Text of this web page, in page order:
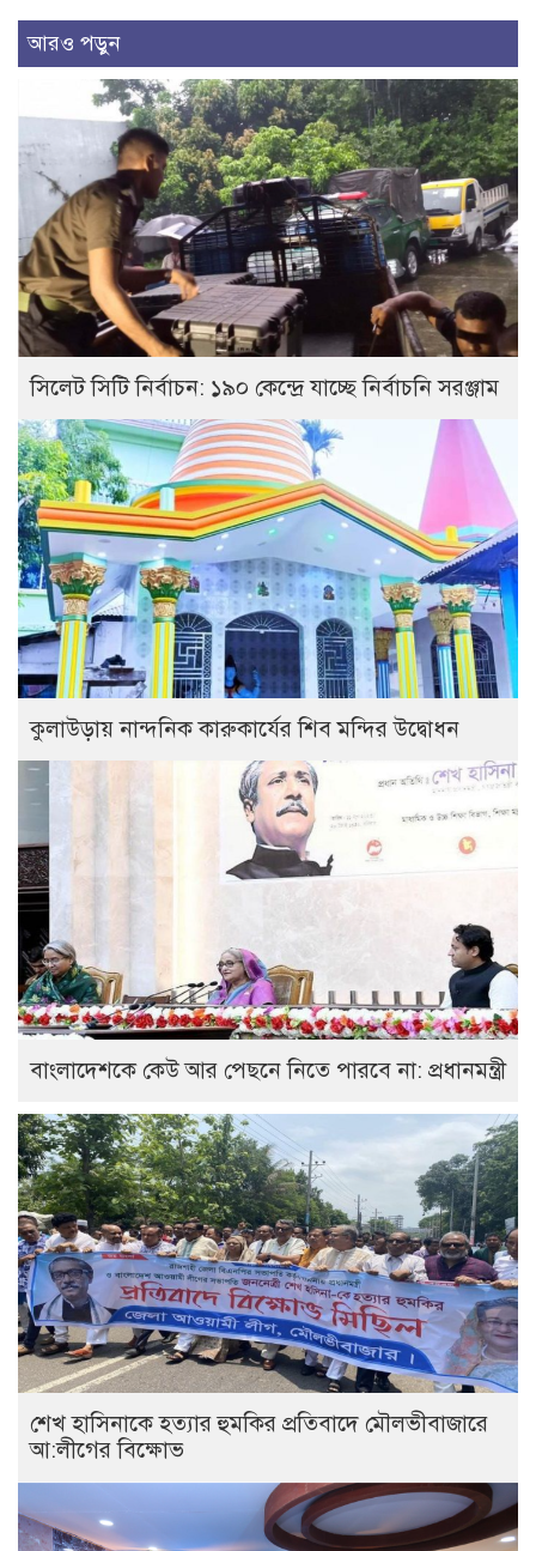
আরও পড়ুন
সিলেট সিটি নির্বাচন: ১৯০ কেন্দ্রে যাচ্ছে নির্বাচনি সরঞ্জাম
কুলাউড়ায় নান্দনিক কারুকার্যের শিব মন্দির উদ্বোধন
বাংলাদেশকে কেউ আর পেছনে নিতে পারবে না: প্রধানমন্ত্রী
শেখ হাসিনাকে হত্যার হুমকির প্রতিবাদে মৌলভীবাজারে
আ:লীগের বিক্ষোভ